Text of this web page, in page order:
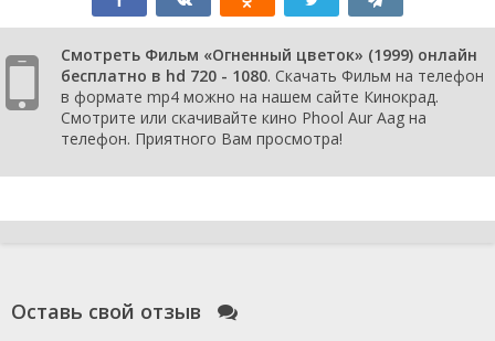
Смотреть Фильм «Огненный цветок» (1999) онлайн
бесплатно в hd 720 - 1080. Скачать Фильм на телефон
в формате mp4 можно на нашем сайте Кинокрад.
Смотрите или скачивайте кино Phool Aur Aag на
телефон. Приятного Вам просмотра!
Оставь свой отзыв